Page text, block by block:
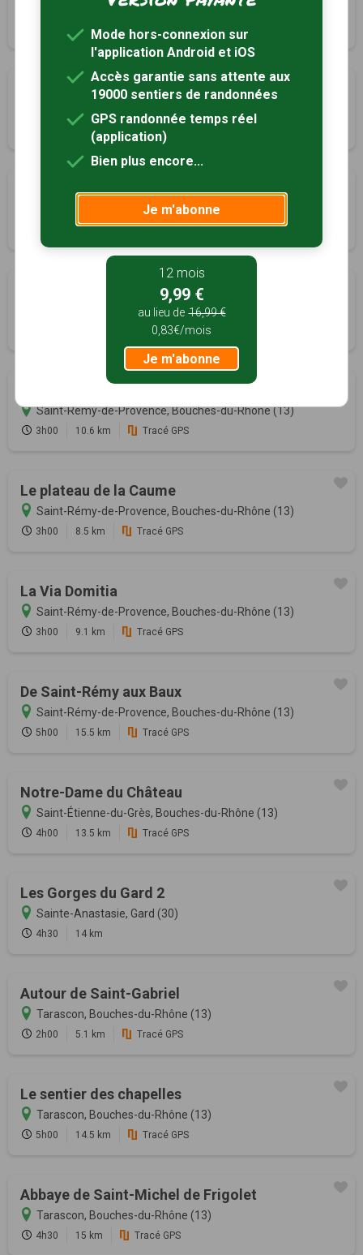
Paradou, Bouches-du-Rhône (13)
11.2 km
Le pont du Gard
15.5 km
La grosse Galine
Saint-Rémy-de-Provence, Bouches-du-Rhône (13)
8.4 km Tracé GPS
Saint-Rémy-de-Provence, Bouches-du-Rhône (13)
Tracé GPS
Saint-Rémy-de-Provence, Bouches-du-Rhône (13)
3h00 10.6 km Tracé GPS
Le plateau de la Caume
Saint-Rémy-de-Provence, Bouches-du-Rhône (13)
3h00 8.5 km Tracé GPS
La Via Domitia
Saint-Rémy-de-Provence, Bouches-du-Rhône (13)
3h00 9.1 km Tracé GPS
De Saint-Rémy aux Baux
Saint-Rémy-de-Provence, Bouches-du-Rhône (13)
5h00 15.5 km Tracé GPS
Notre-Dame du Château
Saint-Étienne-du-Grès, Bouches-du-Rhône (13)
4h00 13.5 km Tracé GPS
Les Gorges du Gard 2
Sainte-Anastasie, Gard (30)
4h30 14 km
Autour de Saint-Gabriel
Tarascon, Bouches-du-Rhône (13)
2h00 5.1 km Tracé GPS
Le sentier des chapelles
Tarascon, Bouches-du-Rhône (13)
5h00 14.5 km Tracé GPS
Abbaye de Saint-Michel de Frigolet
Tarascon, Bouches-du-Rhône (13)
4h30 15 km Tracé GPS
Mode hors-connexion sur
l'application Android et iOS
Accès garantie sans attente aux
19000 sentiers de randonnées
GPS randonnée temps réel
(application)
Bien plus encore...
Je m'abonne
12 mois
9,99 €
au lieu de 16,99 €
0,83€/mois
Je m'abonne